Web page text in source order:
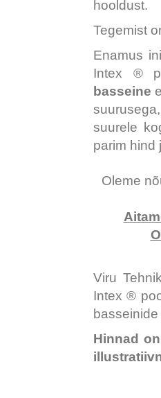
hooldust.
Tegemist
Enamus
Intex ®
basseine
suurele
parim hind
Oleme
Viru
Intex ®
basseinide
Hinnad